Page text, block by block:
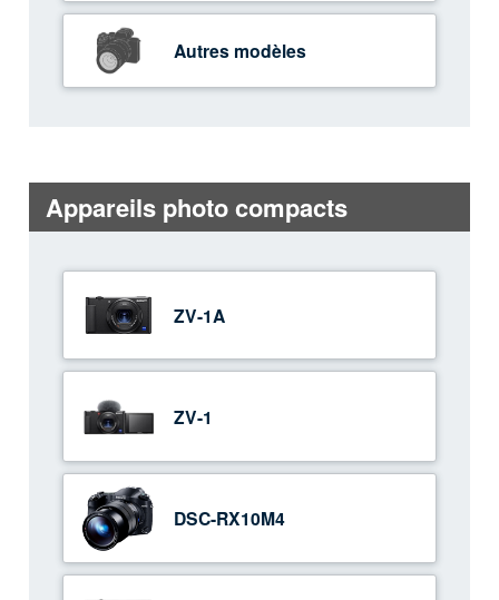
Autres modèles
Appareils photo compacts
ZV-1A
ZV-1
DSC-RX10M4